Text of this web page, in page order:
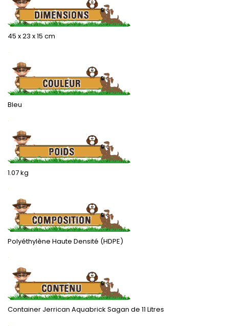
45 x 23 x 15 cm
.
Bleu
.
1.07 kg
.
Polyéthylène Haute Densité (HDPE)
.
Container Jerrican Aquabrick Sagan de 11 Litres
.